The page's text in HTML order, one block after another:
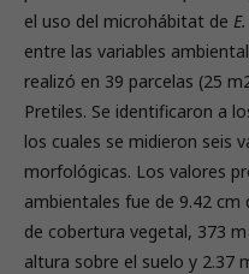
el uso del microhábitat de
entre las variables
realizó en 39 parcelas (25
Pretiles. Se identificaron a
los cuales se midieron seis
morfológicas. Los valores
ambientales fue de 9.42
de cobertura vegetal, 373
altura sobre el suelo y 2.37